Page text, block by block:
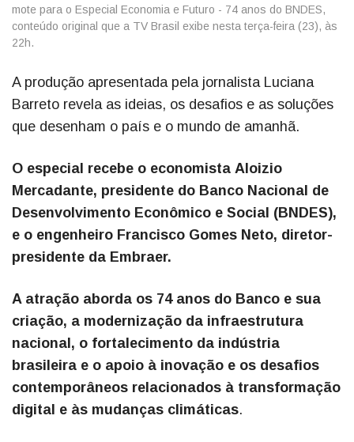
mote para o Especial Economia e Futuro - 74 anos do BNDES,
conteúdo original que a TV Brasil exibe nesta terça-feira (23), às
22h.
A produção apresentada pela jornalista Luciana
Barreto revela as ideias, os desafios e as soluções
que desenham o país e o mundo de amanhã.
O especial recebe o economista Aloizio
Mercadante, presidente do Banco Nacional de
Desenvolvimento Econômico e Social (BNDES),
e o engenheiro Francisco Gomes Neto, diretor-
presidente da Embraer.
A atração aborda os 74 anos do Banco e sua
criação, a modernização da infraestrutura
nacional, o fortalecimento da indústria
brasileira e o apoio à inovação e os desafios
contemporâneos relacionados à transformação
digital e às mudanças climáticas.